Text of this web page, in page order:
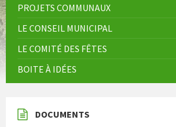
PROJETS COMMUNAUX
LE CONSEIL MUNICIPAL
LE COMITÉ DES FÊTES
BOITE À IDÉES
DOCUMENTS